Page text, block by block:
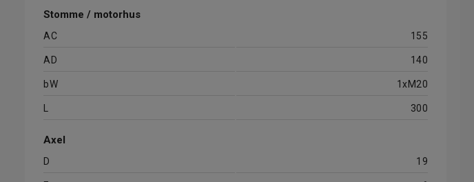
Stomme / motorhus
AC 155
AD 140
bW 1xM20
300
Axel
D 19